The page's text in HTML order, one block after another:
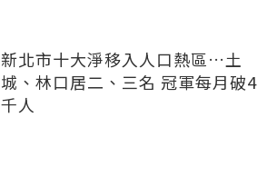
新北市十大淨移入人口熱區…土
城、林口居二、三名 冠軍每月破4
千人